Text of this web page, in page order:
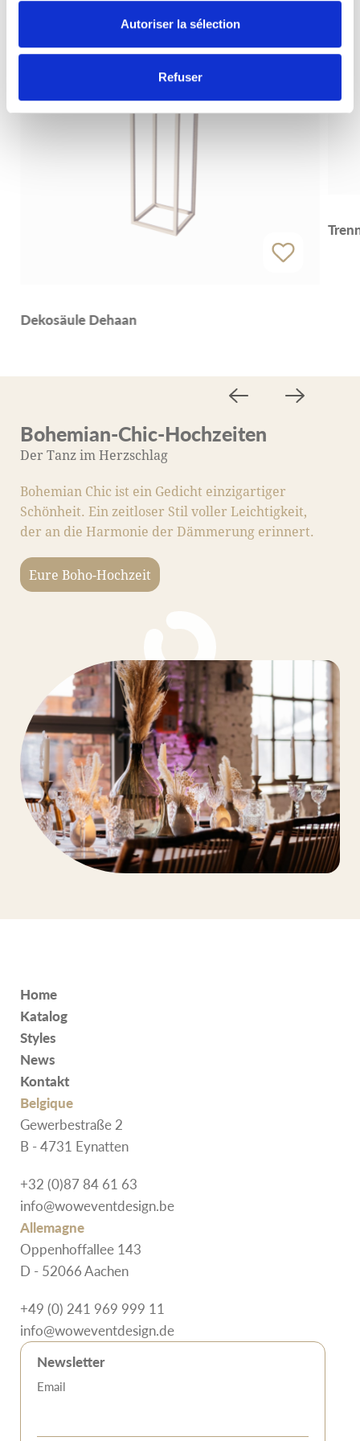
Autoriser la sélection
Refuser
Dekosäule Dehaan
Bohemian-Chic-Hochzeiten
Der Tanz im Herzschlag
Bohemian Chic ist ein Gedicht einzigartiger
Schönheit. Ein zeitloser Stil voller Leichtigkeit,
der an die Harmonie der Dämmerung erinnert.
Eure Boho-Hochzeit
Home
Katalog
Styles
News
Kontakt
Belgique
Gewerbestraße 2
B - 4731 Eynatten
+32 (0)87 84 61 63
info@woweventdesign.be
Allemagne
Oppenhoffallee 143
D - 52066 Aachen
+49 (0) 241 969 999 11
info@woweventdesign.de
Newsletter
Email